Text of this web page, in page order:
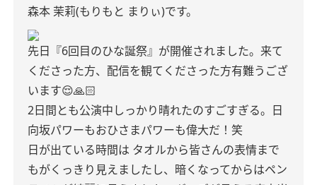
森本 茉莉(もりもと まりぃ)です。
先日『6回目のひな誕祭』が開催されました。来て
くださった方、配信を観てくださった方有難うござ
います😌🙏🏻
2日間とも公演中しっかり晴れたのすごすぎる。日
向坂パワーもおひさまパワーも偉大だ！笑
日が出ている時間は タオルから皆さんの表情まで
もがくっきり見えましたし、暗くなってからはペン